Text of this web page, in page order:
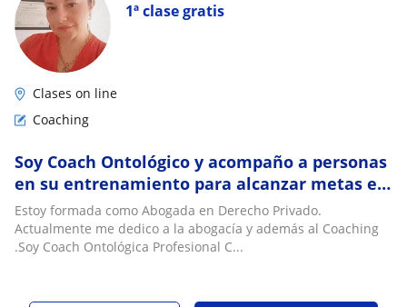
1ª clase gratis
Clases on line
Coaching
Soy Coach Ontológico y acompaño a personas
en su entrenamiento para alcanzar metas en
su desarrollo personal y profesional
Estoy formada como Abogada en Derecho Privado.
Actualmente me dedico a la abogacía y además al Coaching
.Soy Coach Ontológica Profesional C...